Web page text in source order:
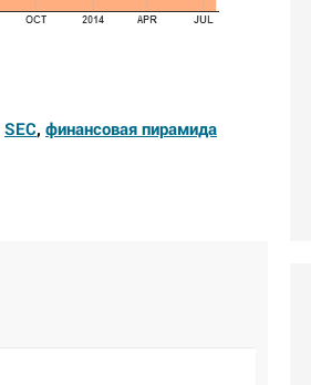
SEC, финансовая пирамида